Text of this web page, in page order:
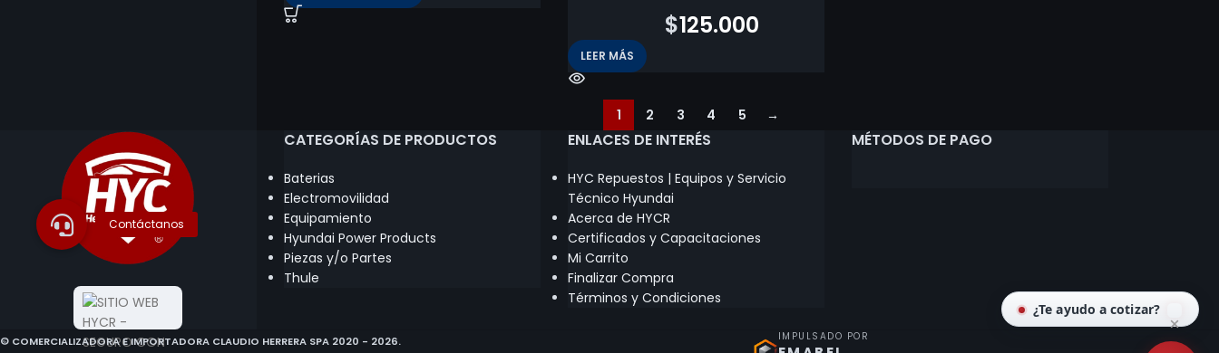
$125.000
LEER MÁS
1 2 3 4 5 →
CATEGORÍAS DE PRODUCTOS
Baterias
Electromovilidad
Equipamiento
Hyundai Power Products
Piezas y/o Partes
Thule
ENLACES DE INTERÉS
HYC Repuestos | Equipos y Servicio
Técnico Hyundai
Acerca de HYCR
Certificados y Capacitaciones
Mi Carrito
Finalizar Compra
Términos y Condiciones
MÉTODOS DE PAGO
© COMERCIALIZADORA E IMPORTADORA CLAUDIO HERRERA SPA 2020 - 2026. IMPULSADO POR
¿Te ayudo a cotizar?